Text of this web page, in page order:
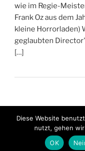
wie im Regie-
Frank Oz aus dem
kleine Horrorladen)
geglaubten
[…]
Stolz präsentiert von
Diese Website
nutzt, gehen
OK